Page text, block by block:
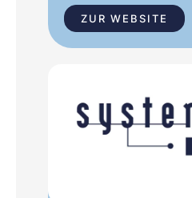
ZUR WEBSITE